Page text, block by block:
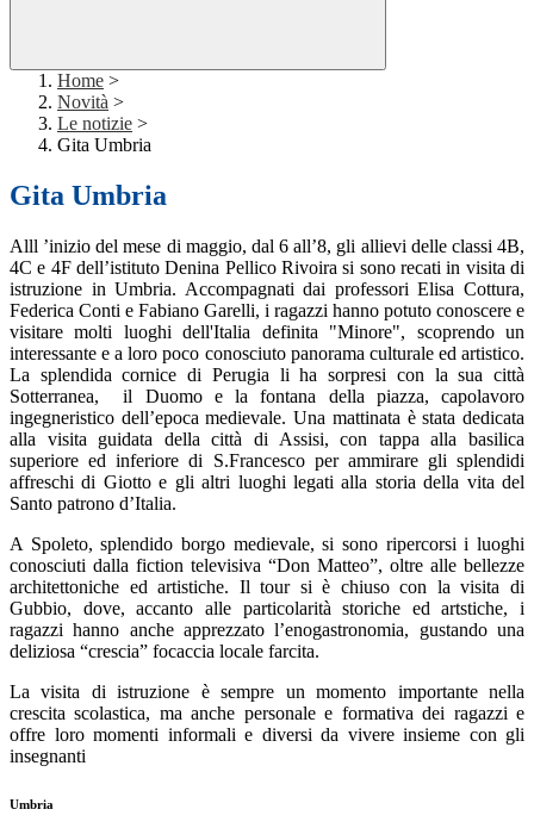
Home >
Novità >
Le notizie >
Gita Umbria
Gita Umbria
Alll ’inizio del mese di maggio, dal 6 all’8, gli allievi delle classi 4B,
4C e 4F dell’istituto Denina Pellico Rivoira si sono recati in visita di
istruzione in Umbria. Accompagnati dai professori Elisa Cottura,
Federica Conti e Fabiano Garelli, i ragazzi hanno potuto conoscere e
visitare molti luoghi dell'Italia definita "Minore", scoprendo un
interessante e a loro poco conosciuto panorama culturale ed artistico.
La splendida cornice di Perugia li ha sorpresi con la sua città
Sotterranea, il Duomo e la fontana della piazza, capolavoro
ingegneristico dell’epoca medievale. Una mattinata è stata dedicata
alla visita guidata della città di Assisi, con tappa alla basilica
superiore ed inferiore di S.Francesco per ammirare gli splendidi
affreschi di Giotto e gli altri luoghi legati alla storia della vita del
Santo patrono d’Italia.
A Spoleto, splendido borgo medievale, si sono ripercorsi i luoghi
conosciuti dalla fiction televisiva “Don Matteo”, oltre alle bellezze
architettoniche ed artistiche. Il tour si è chiuso con la visita di
Gubbio, dove, accanto alle particolarità storiche ed artstiche, i
ragazzi hanno anche apprezzato l’enogastronomia, gustando una
deliziosa “crescia” focaccia locale farcita.
La visita di istruzione è sempre un momento importante nella
crescita scolastica, ma anche personale e formativa dei ragazzi e
offre loro momenti informali e diversi da vivere insieme con gli
insegnanti
Umbria